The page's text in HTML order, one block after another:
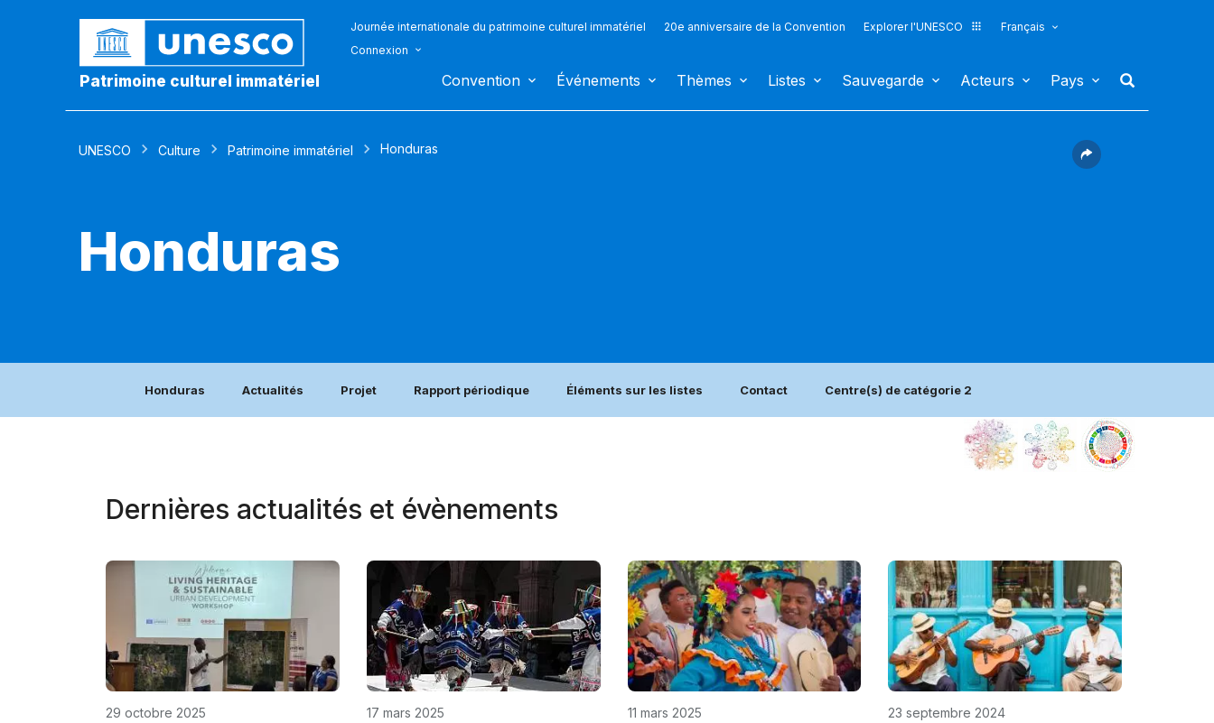
Patrimoine culturel immatériel
Journée internationale du patrimoine culturel immatériel 20e anniversaire de la Convention Explorer l'UNESCO
Français
Connexion
Convention Événements Thèmes Listes Sauvegarde Acteurs Pays
UNESCO Culture Patrimoine immatériel Honduras
Honduras
Honduras Actualités Projet Rapport périodique Éléments sur les listes Contact Centre(s) de catégorie 2
Dernières actualités et évènements
29 octobre 2025 17 mars 2025 11 mars 2025 23 septembre 2024